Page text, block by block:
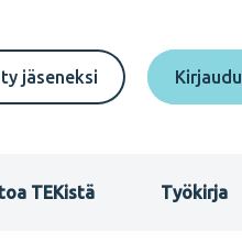
jäseneksi
TEKistä Työkirja